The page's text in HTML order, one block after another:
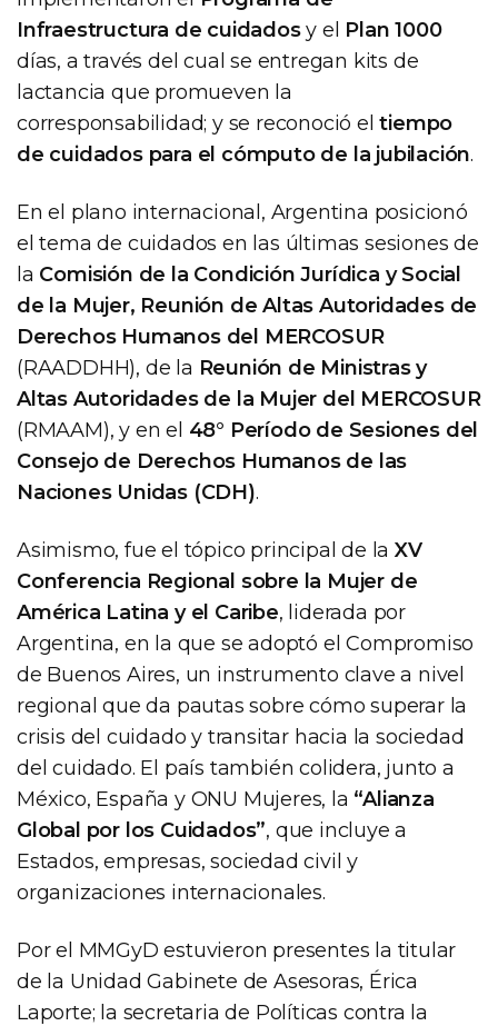
Infraestructura de cuidadosy el Plan 1000
días, a través del cual se entregan kits de
lactancia que promueven la
corresponsabilidad; y se reconoció eltiempo
de cuidados para el cómputo de la jubilación.
En el plano internacional, Argentina posicionó
el tema de cuidados en las últimas sesiones de
la Comisión de la Condición Jurídica y Social
de la Mujer, Reunión de Altas Autoridades de
Derechos Humanos del MERCOSUR
(RAADDHH), de la Reunión de Ministras y
Altas Autoridades de la Mujer del MERCOSUR
(RMAAM), y en el 48° Período de Sesiones del
Consejo de Derechos Humanos de las
Naciones Unidas (CDH).
Asimismo, fue el tópico principal de la XV
Conferencia Regional sobre la Mujer de
América Latina y el Caribe, liderada por
Argentina, en la que se adoptó el Compromiso
de Buenos Aires, un instrumento clave a nivel
regional que da pautas sobre cómo superar la
crisis del cuidado y transitar hacia la sociedad
del cuidado. El país también colidera, junto a
México, España y ONU Mujeres, la “Alianza
Global por los Cuidados”, que incluye a
Estados, empresas, sociedad civil y
organizaciones internacionales.
Por el MMGyD estuvieron presentes la titular
de la Unidad Gabinete de Asesoras, Érica
Laporte; la secretaria de Políticas contra la